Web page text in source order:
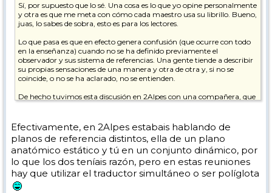
Sí, por supuesto que lo sé. Una cosa es lo que yo opine personalmente
y otra es que me meta con cómo cada maestro usa su librillo. Bueno,
juas, lo sabes de sobra, esto es para los lectores.
Lo que pasa es que en efecto genera confusión (que ocurre con todo
en la enseñanza) cuando no se ha definido previamente el
observador y sus sistema de referencias. Una gente tiende a describir
su propias sensaciones de una manera y otra de otra y, si no se
coincide, o no se ha aclarado, no se entienden.
De hecho tuvimos esta discusión en 2Alpes con una compañera, que
gente) y yo decía que no, que es el centro de gravedad el que se acerca
a los pies, pues es el que sigue una trayectoria cuesta abajo más
directa y veloz que los pies.
Esta es la típica discusión en la que la gente, estando de acuerdo, no
se entera porque está usando sistemas de referencia distintos, y esto
ocurre continuamente en la enseñanza de todo, pero especialmente
del deporte cuando se mezclan sensaciones y conceptos abstractos
Efectivamente, en 2Alpes estabais hablando de
planos de referencia distintos, ella de un plano
anatómico estático y tú en un conjunto dinámico, por
lo que los dos teníais razón, pero en estas reuniones
hay que utilizar el traductor simultáneo o ser políglota